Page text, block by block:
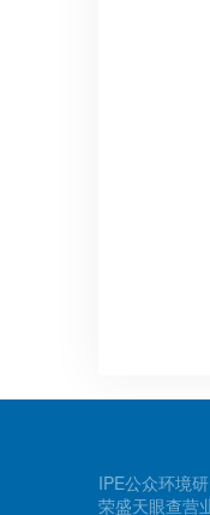
IPE公众环境
荣盛天眼查营